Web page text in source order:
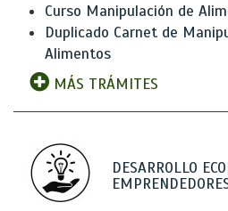
Curso Manipulación de
Duplicado Carnet de
Alimentos
MÁS TRÁMITES
DESARROLLO